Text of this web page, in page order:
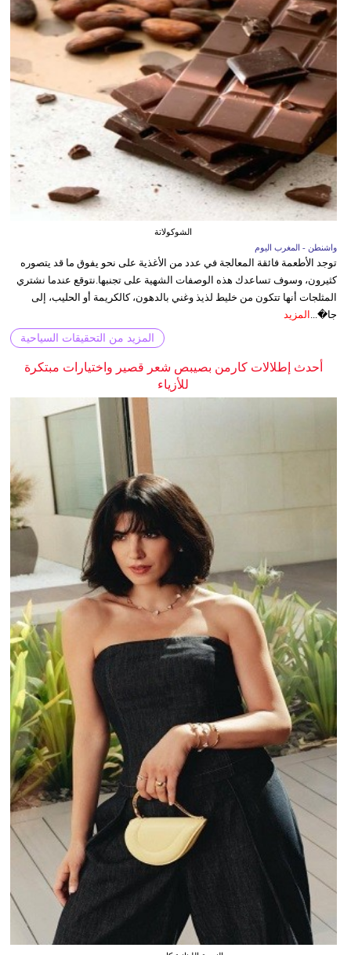
الشوكولاتة
واشنطن - المغرب اليوم
توجد الأطعمة فائقة المعالجة في عدد من الأغذية على نحو يفوق ما قد يتصوره
كثيرون، وسوف تساعدك هذه الوصفات الشهية على تجنبها.نتوقع عندما نشتري
المثلجات أنها تتكون من خليط لذيذ وغني بالدهون، كالكريمة أو الحليب، إلى
جا�...
المزيد
المزيد من التحقيقات السياحية
أحدث إطلالات كارمن بصيبص شعر قصير واختيارات مبتكرة
للأزياء